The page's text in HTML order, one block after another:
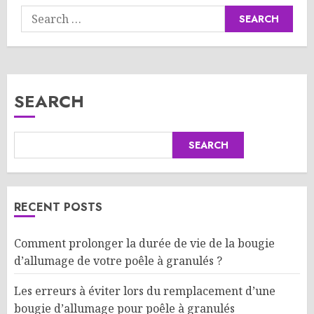
Search
for:
SEARCH
SEARCH
RECENT POSTS
Comment prolonger la durée de vie de la bougie
d’allumage de votre poêle à granulés ?
Les erreurs à éviter lors du remplacement d’une
bougie d’allumage pour poêle à granulés